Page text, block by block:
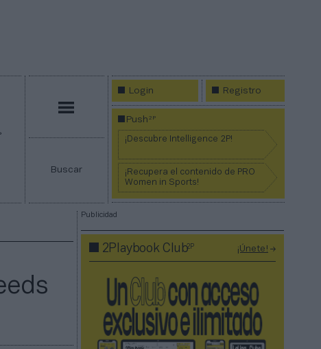
Buscar
Login Registro
Push2P
¡Descubre Intelligence 2P!
¡Recupera el contenido de PRO
Women in Sports!
Publicidad
2Playbook Club2P ¡Únete!